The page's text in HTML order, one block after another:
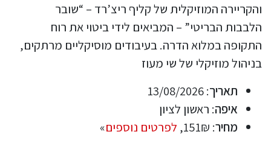
והקריירה המוזיקלית של קליף ריצ’רד – “שובר
הלבבות הבריטי” – המביאים לידי ביטוי את רוח
התקופה במלוא הדרה. בעיבודים מוסיקליים מרתקים,
בניהול מוזיקלי של שי מעוז
תאריך: 13/08/2026
איפה: ראשון לציון
מחיר: 151₪, לפרטים נוספים»